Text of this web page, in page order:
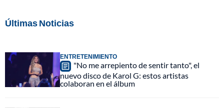
Últimas Noticias
ENTRETENIMIENTO
"No me arrepiento de sentir tanto", el
nuevo disco de Karol G: estos artistas
colaboran en el álbum